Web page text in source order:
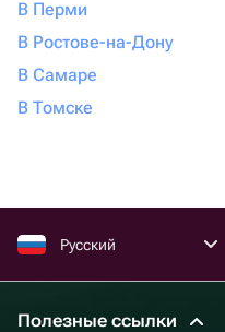
В Перми
В Ростове-на-Дону
В Самаре
В Томске
Русский
Полезные ссылки